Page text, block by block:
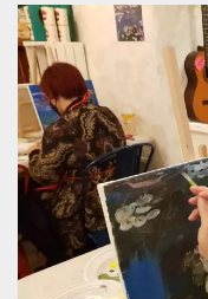
Storage declaration
Nome